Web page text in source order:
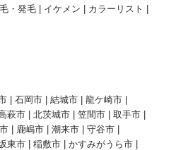
・発毛 イケメン
カラーリスト
石岡市 結城市
龍ケ崎市
萩市 北茨城市 笠間市
取手市
鹿嶋市 潮来市
守谷市
東市 稲敷市
かすみがうら市